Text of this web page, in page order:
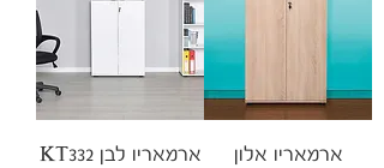
ארמאריו אלון
ארמאריו לבן KT332